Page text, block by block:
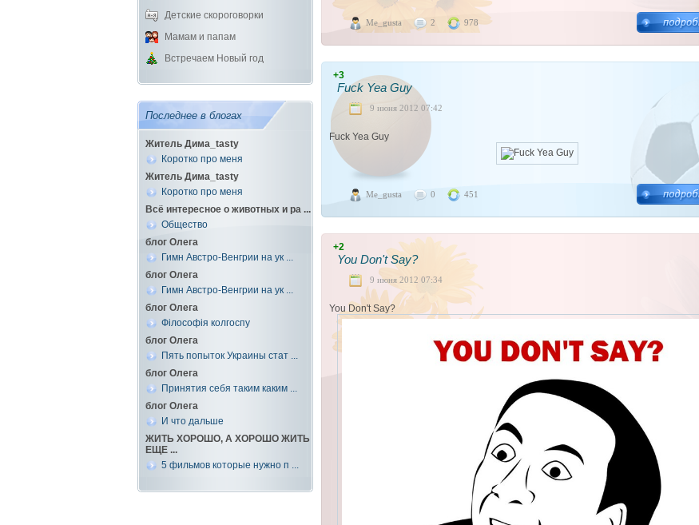
Детские скороговорки
Мамам и папам
Встречаем Новый год
Последнее в блогах
Житель Дима_tasty
Коротко про меня
Житель Дима_tasty
Коротко про меня
Всё интересное о животных и ра ...
Общество
блог Олега
Гимн Австро-Венгрии на ук ...
блог Олега
Гимн Австро-Венгрии на ук ...
блог Олега
Філософія колгоспу
блог Олега
Пять попыток Украины стат ...
блог Олега
Принятия себя таким каким ...
блог Олега
И что дальше
ЖИТЬ ХОРОШО, А ХОРОШО ЖИТЬ
ЕЩЕ ...
5 фильмов которые нужно п ...
Me_gusta 2 978
+3
Fuck Yea Guy
9 июня 2012 07:42
Fuck Yea Guy
Me_gusta 0 451
+2
You Don't Say?
9 июня 2012 07:34
You Don't Say?